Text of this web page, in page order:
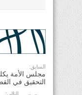
السابق:
مجلس الأمة
التحقيق في
التالي: